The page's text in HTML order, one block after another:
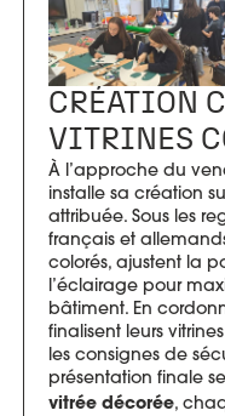
CRÉATION
VITRINES
À l’approche du
installe sa création
attribuée. Sous les
français et
colorés, ajustent la
l’éclairage pour
bâtiment. En
finalisent leurs
les consignes de
présentation finale
vitrée décorée,